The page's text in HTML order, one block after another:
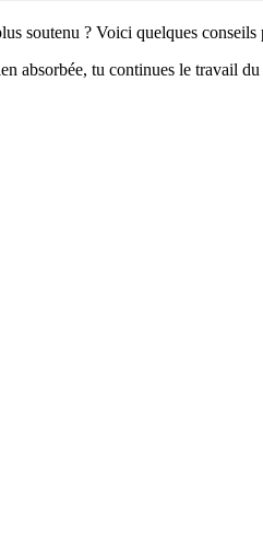
soutenu ? Voici quelques
absorbée, tu continues le travail